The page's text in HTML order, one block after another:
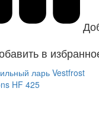
в
ларь Vestfrost
HF 425